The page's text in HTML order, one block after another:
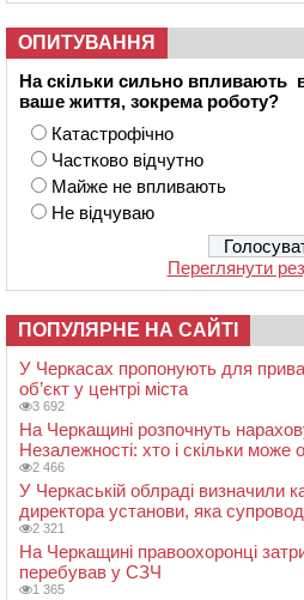
ОПИТУВАННЯ
На скільки сильно впливають
ваше життя, зокрема роботу?
Катастрофічно
Частково відчутно
Майже не впливають
Не відчуваю
Переглянути
ПОПУЛЯРНЕ НА САЙТІ
У Черкасах пропонують для
об’єкт у центрі міста
3 692
На Черкащині розпочнуть
Незалежності: хто і скільки може
2 466
У Черкаській облраді визначили
директора установи, яка
2 321
На Черкащині правоохоронці
перебував у СЗЧ
1 365